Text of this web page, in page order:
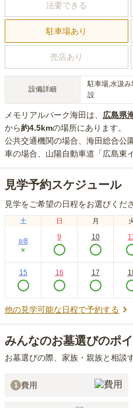
法要できる
駐車場あり
売店あり
設備詳細
駐車場,水汲
設
メモリアルパーク海田 は、 広島県
から約4.5kmの場所にあり ます。
公共交通機関の場合、海田総合公
車の場合、山陽自動車道「広島東
見学予約スケジュール
見学をご希望の日程をお選びくだ
土 日 月
8/8
×
9 10 11
15 16 17
他の見学可能な日程で予約する
みんなのお墓選びのポ
お墓選びの際、家族・親族と相談
1 費用